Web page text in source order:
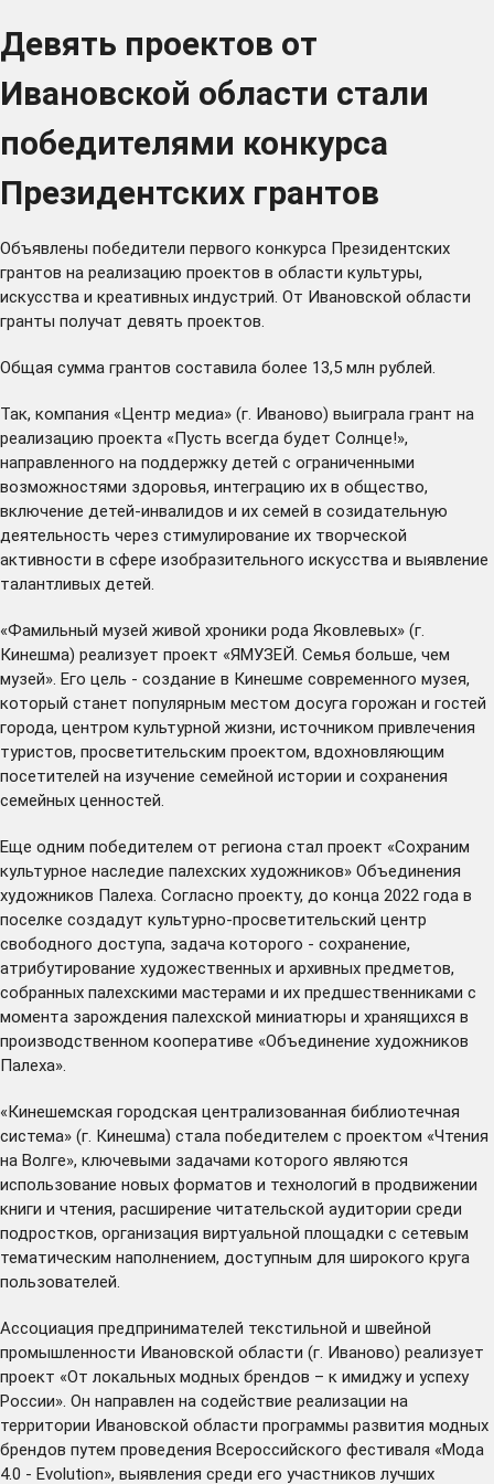
Девять проектов от
Ивановской области стали
победителями конкурса
Президентских грантов
Объявлены победители первого конкурса Президентских
грантов на реализацию проектов в области культуры,
искусства и креативных индустрий. От Ивановской области
гранты получат девять проектов.
Общая сумма грантов составила более 13,5 млн рублей.
Так, компания «Центр медиа» (г. Иваново) выиграла грант на
реализацию проекта «Пусть всегда будет Солнце!»,
направленного на поддержку детей с ограниченными
возможностями здоровья, интеграцию их в общество,
включение детей-инвалидов и их семей в созидательную
деятельность через стимулирование их творческой
активности в сфере изобразительного искусства и выявление
талантливых детей.
«Фамильный музей живой хроники рода Яковлевых» (г.
Кинешма) реализует проект «ЯМУЗЕЙ. Семья больше, чем
музей». Его цель - создание в Кинешме современного музея,
который станет популярным местом досуга горожан и гостей
города, центром культурной жизни, источником привлечения
туристов, просветительским проектом, вдохновляющим
посетителей на изучение семейной истории и сохранения
семейных ценностей.
Еще одним победителем от региона стал проект «Сохраним
культурное наследие палехских художников» Объединения
художников Палеха. Согласно проекту, до конца 2022 года в
поселке создадут культурно-просветительский центр
свободного доступа, задача которого - сохранение,
атрибутирование художественных и архивных предметов,
собранных палехскими мастерами и их предшественниками с
момента зарождения палехской миниатюры и хранящихся в
производственном кооперативе «Объединение художников
Палеха».
«Кинешемская городская централизованная библиотечная
система» (г. Кинешма) стала победителем с проектом «Чтения
на Волге», ключевыми задачами которого являются
использование новых форматов и технологий в продвижении
книги и чтения, расширение читательской аудитории среди
подростков, организация виртуальной площадки с сетевым
тематическим наполнением, доступным для широкого круга
пользователей.
Ассоциация предпринимателей текстильной и швейной
промышленности Ивановской области (г. Иваново) реализует
проект «От локальных модных брендов – к имиджу и успеху
России». Он направлен на содействие реализации на
территории Ивановской области программы развития модных
брендов путем проведения Всероссийского фестиваля «Мода
4.0 - Evolution», выявления среди его участников лучших